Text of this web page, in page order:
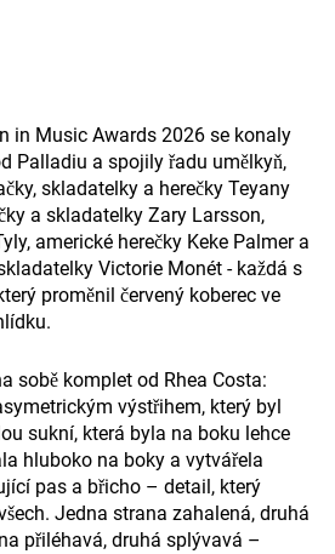
in Music Awards 2026 se konaly
Palladiu a spojily řadu umělkyň,
skladatelky a herečky Teyany
a skladatelky Zary Larsson,
americké herečky Keke Palmer a
Victorie Monét - každá s
proměnil červený koberec ve
sobě komplet od Rhea Costa:
výstřihem, který byl
sukní, která byla na boku lehce
hluboko na boky a vytvářela
pas a břicho – detail, který
Jedna strana zahalená, druhá
přiléhavá, druhá splývavá –